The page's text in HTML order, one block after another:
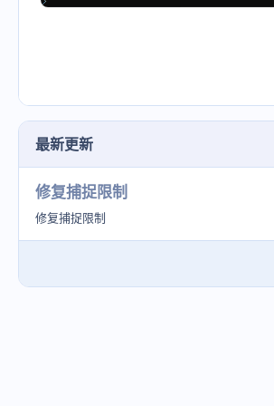
最新更新
修复捕捉限制
修复捕捉限制